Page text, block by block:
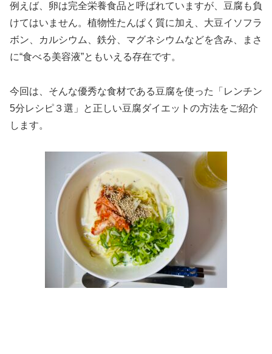
例えば、卵は完全栄養食品と呼ばれていますが、豆腐も負
けてはいません。植物性たんぱく質に加え、大豆イソフラ
ボン、カルシウム、鉄分、マグネシウムなどを含み、まさ
に“食べる美容液”ともいえる存在です。
今回は、そんな優秀な食材である豆腐を使った「レンチン
5分レシピ３選」と正しい豆腐ダイエットの方法をご紹介
します。